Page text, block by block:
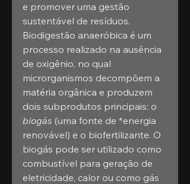
e promover uma gestão
sustentável de resíduos.
Biodigestão anaeróbica é um
processo realizado na ausência
de oxigênio, no qual
microrganismos decompõem a
matéria orgânica e produzem
dois subprodutos principais: o
biogás (uma fonte de *energia
renovável) e o biofertilizante. O
biogás pode ser utilizado como
combustível para geração de
eletricidade, calor ou como gás